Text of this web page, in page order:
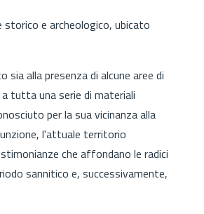
e archeologico, ubicato
alla presenza di alcune aree di
tutta una serie di materiali
per la sua vicinanza alla
l'attuale territorio
che affondano le radici
sannitico e, successivamente,